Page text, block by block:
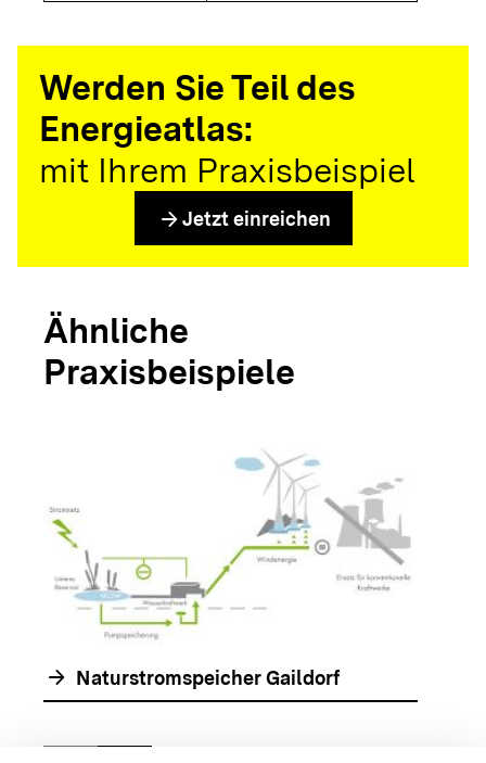
Werden Sie Teil des
Energieatlas:
mit Ihrem Praxisbeispiel
arrow_forward Jetzt einreichen
Ähnliche
Praxisbeispiele
arrow_forward Naturstromspeicher Gaildorf